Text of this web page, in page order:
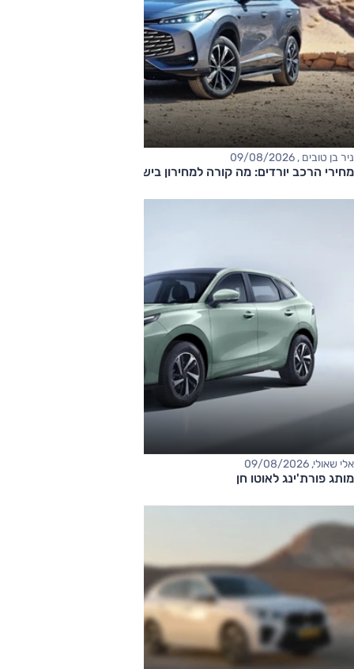
ניר בן טובים , 09/08/2026
מחירי הרכב יורדים: מה קורה למחירון בישראל?
אלי שאולי, 09/08/2026
מותג פורת'ינג לאוטו חן